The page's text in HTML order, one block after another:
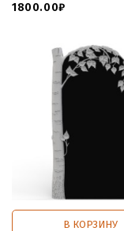
1800.00₽
В КОРЗИНУ